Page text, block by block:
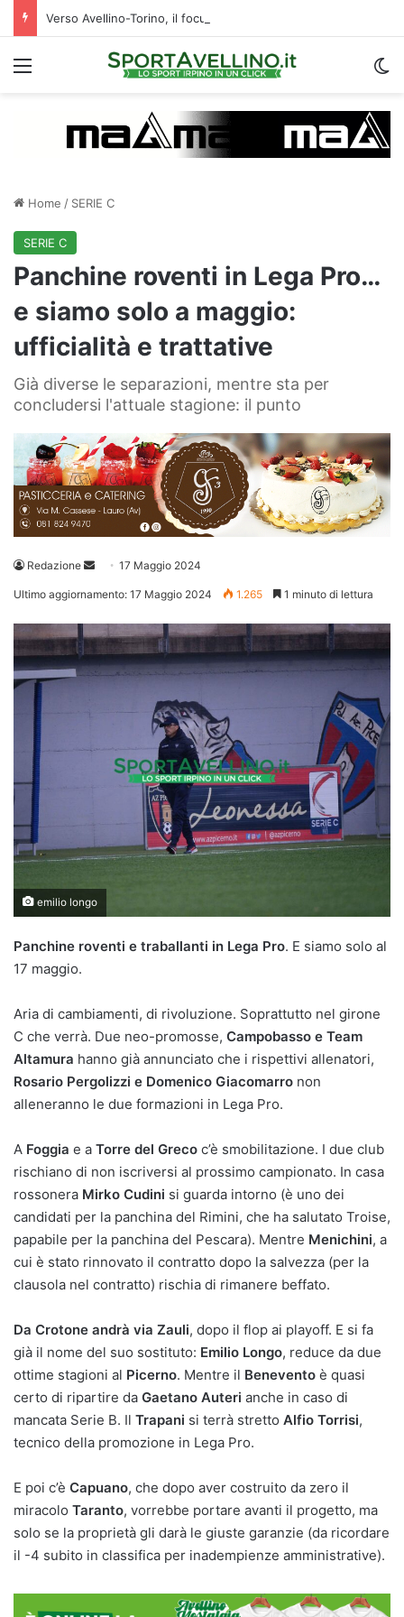
Verso Avellino-Torino, il focus sulla formazione granata
Menu
Home / SERIE C
SERIE C
Panchine roventi in Lega Pro…
e siamo solo a maggio:
ufficialità e trattative
Già diverse le separazioni, mentre sta per
concludersi l'attuale stagione: il punto
Redazione
Invia 17 Maggio 2024
Ultimo aggiornamento: 17 Maggio 2024 1.265 1 minuto di lettura
emilio longo
Panchine roventi e traballanti in Lega Pro. E siamo solo al
17 maggio.
Aria di cambiamenti, di rivoluzione. Soprattutto nel girone
C che verrà. Due neo-promosse, Campobasso e Team
Altamura hanno già annunciato che i rispettivi allenatori,
Rosario Pergolizzi e Domenico Giacomarro non
alleneranno le due formazioni in Lega Pro.
A Foggia e a Torre del Greco c’è smobilitazione. I due club
rischiano di non iscriversi al prossimo campionato. In casa
rossonera Mirko Cudini si guarda intorno (è uno dei
candidati per la panchina del Rimini, che ha salutato Troise,
papabile per la panchina del Pescara). Mentre Menichini, a
cui è stato rinnovato il contratto dopo la salvezza (per la
clausola nel contratto) rischia di rimanere beffato.
Da Crotone andrà via Zauli, dopo il flop ai playoff. E si fa
già il nome del suo sostituto: Emilio Longo, reduce da due
ottime stagioni al Picerno. Mentre il Benevento è quasi
certo di ripartire da Gaetano Auteri anche in caso di
mancata Serie B. Il Trapani si terrà stretto Alfio Torrisi,
tecnico della promozione in Lega Pro.
E poi c’è Capuano, che dopo aver costruito da zero il
miracolo Taranto, vorrebbe portare avanti il progetto, ma
solo se la proprietà gli darà le giuste garanzie (da ricordare
il -4 subito in classifica per inadempienze amministrative).